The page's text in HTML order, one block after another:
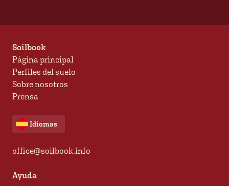
Soilbook
Página principal
Perfiles del suelo
Sobre nosotros
Prensa
Idiomas
office@soilbook.info
Ayuda